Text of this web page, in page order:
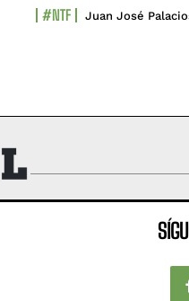
#NTF Juan José